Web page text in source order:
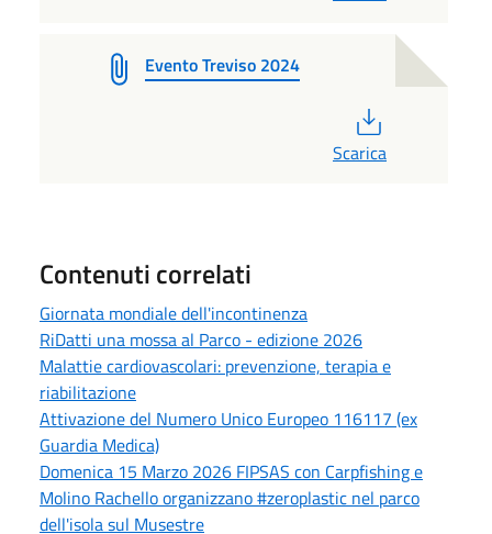
Evento Treviso 2024
Scarica
Contenuti correlati
Giornata mondiale dell'incontinenza
RiDatti una mossa al Parco - edizione 2026
Malattie cardiovascolari: prevenzione, terapia e
riabilitazione
Attivazione del Numero Unico Europeo 116117 (ex
Guardia Medica)
Domenica 15 Marzo 2026 FIPSAS con Carpfishing e
Molino Rachello organizzano #zeroplastic nel parco
dell'isola sul Musestre